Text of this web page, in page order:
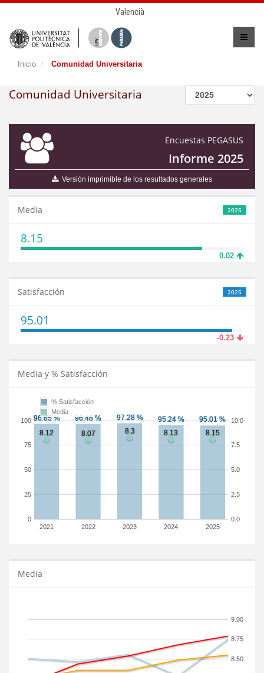
Valencià
Inicio Comunidad Universitaria
Comunidad Universitaria
Encuestas PEGASUS
Informe 2025
Versión imprimible de los resultados generales
2025
Media
8.15
0.02
2025
Satisfacción
95.01
-0.23
Media y % Satisfacción
2021 2022 2023 2024 2025
0
25
50
75
100
0.0
2.5
5.0
7.5
10.0
% Satisfacción
Media
Media
8.50
8.75
9.00